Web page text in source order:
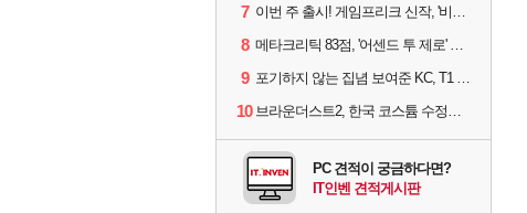
7 이번 주 출시! 게임프리크 신작, '비스트 오브 리인카네이션'
8 메타크리틱 83점, '어센드 투 제로' 정식 출시!
9 포기하지 않는 집념 보여준 KC, T1 잡았다
10 브라운더스트2, 한국 코스튬 수정… 이준희 PD "안 하면 서비스 지속 불가"
PC 견적이 궁금하다면?
IT인벤 견적게시판